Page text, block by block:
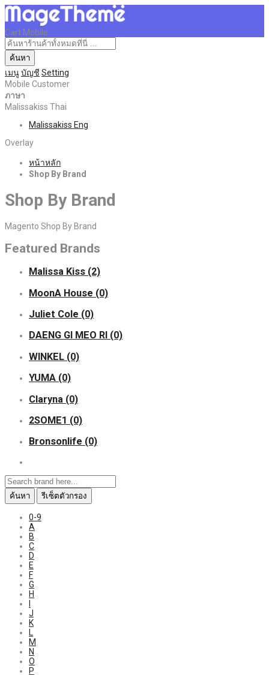
Cart Mobile
ค้นหา
เมนูบัญชี Setting
Mobile Customer
ภาษา
Malissakiss Thai
Malissakiss Eng
Overlay
หน้าหลัก
Shop By Brand
Shop By Brand
Magento Shop By Brand
Featured Brands
Malissa Kiss (2)
MoonA House (0)
Juliet Cole (0)
DAENG GI MEO RI (0)
WINKEL (0)
YUMA (0)
Claryna (0)
2SOME1 (0)
Bronsonlife (0)
ค้นหา รีเซ็ตตัวกรอง
0-9
A
B
C
D
E
F
G
H
J
K
L
M
N
O
P